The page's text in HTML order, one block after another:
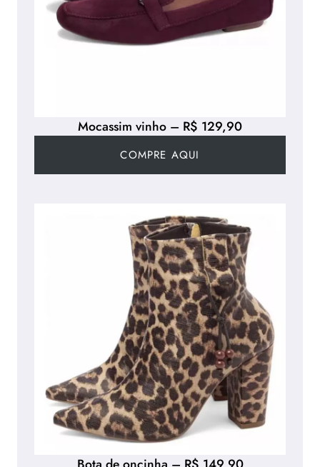
Mocassim vinho – R$ 129,90
COMPRE AQUI